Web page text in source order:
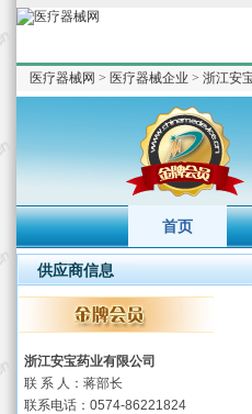
医疗器械网 > 医疗器械企业 > 浙江安
首页
供应商信息
浙江安宝药业有限公司
联 系 人：蒋部长
联系电话：0574-86221824